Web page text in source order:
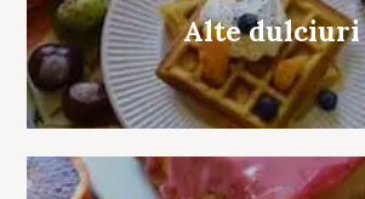
Alte dulciuri